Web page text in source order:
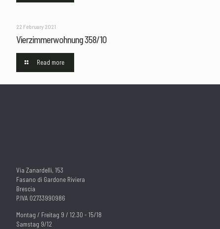
22 February 2021
Vierzimmerwohnung 358/10
Read more
Via Zanardelli, 153
Fasano di Gardone Riviera
Brescia
P.IVA 02733990986
Montag / Freitag 9 / 12.30 - 15/18
Samstag 9/12